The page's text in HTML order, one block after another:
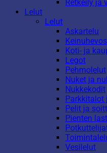
Retkeily ja
Lelut
Lelut
Askartelu
Koti- ja
Legot
Pehmolelut
Nuket ja
Nukkekodit
Parkkitalot
Pelit ja
Pienten
Vesilelut